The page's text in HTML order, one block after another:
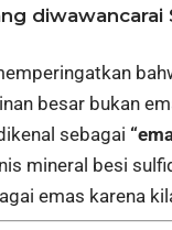
diwawancarai
besar bukan
sebagai
mineral besi
emas karena